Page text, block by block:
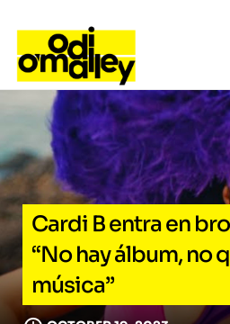
Cardi B entra en
“No hay álbum, no
música”